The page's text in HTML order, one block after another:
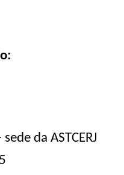
da ASTCERJ